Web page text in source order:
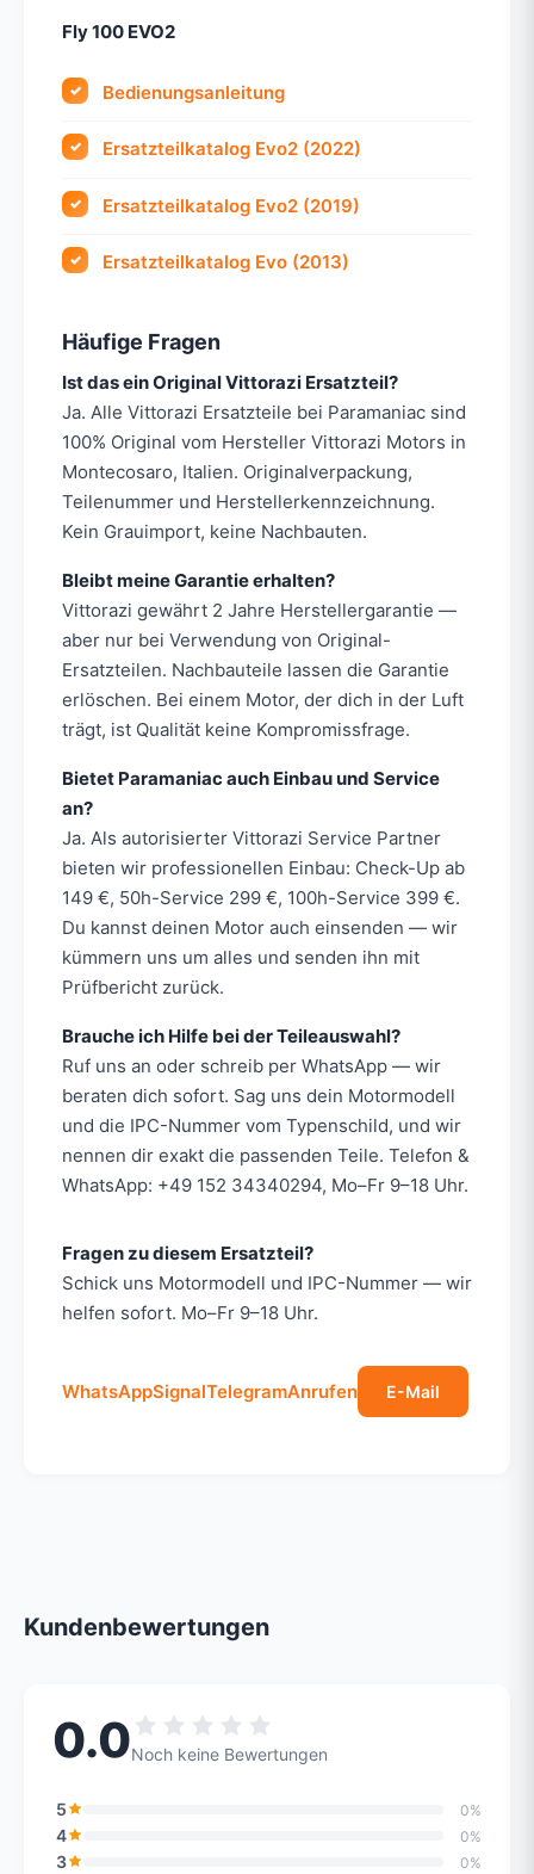
Fly 100 EVO2
Bedienungsanleitung
Ersatzteilkatalog Evo2 (2022)
Ersatzteilkatalog Evo2 (2019)
Ersatzteilkatalog Evo (2013)
Häufige Fragen
Ist das ein Original Vittorazi Ersatzteil?
Ja. Alle Vittorazi Ersatzteile bei Paramaniac sind
100% Original vom Hersteller Vittorazi Motors in
Montecosaro, Italien. Originalverpackung,
Teilenummer und Herstellerkennzeichnung.
Kein Grauimport, keine Nachbauten.
Bleibt meine Garantie erhalten?
Vittorazi gewährt 2 Jahre Herstellergarantie —
aber nur bei Verwendung von Original-
Ersatzteilen. Nachbauteile lassen die Garantie
erlöschen. Bei einem Motor, der dich in der Luft
trägt, ist Qualität keine Kompromissfrage.
Bietet Paramaniac auch Einbau und Service
an?
Ja. Als autorisierter Vittorazi Service Partner
bieten wir professionellen Einbau: Check-Up ab
149 €, 50h-Service 299 €, 100h-Service 399 €.
Du kannst deinen Motor auch einsenden — wir
kümmern uns um alles und senden ihn mit
Prüfbericht zurück.
Brauche ich Hilfe bei der Teileauswahl?
Ruf uns an oder schreib per WhatsApp — wir
beraten dich sofort. Sag uns dein Motormodell
und die IPC-Nummer vom Typenschild, und wir
nennen dir exakt die passenden Teile. Telefon &
WhatsApp: +49 152 34340294, Mo–Fr 9–18 Uhr.
Fragen zu diesem Ersatzteil?
Schick uns Motormodell und IPC-Nummer — wir
helfen sofort. Mo–Fr 9–18 Uhr.
WhatsAppSignalTelegramAnrufen E-Mail
Kundenbewertungen
0.0Noch keine Bewertungen
5 0%
4 0%
3 0%